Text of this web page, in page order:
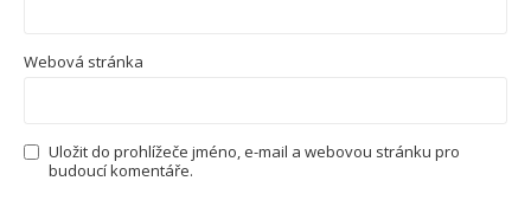
Webová stránka
Uložit do prohlížeče jméno, e-mail a webovou stránku pro
budoucí komentáře.